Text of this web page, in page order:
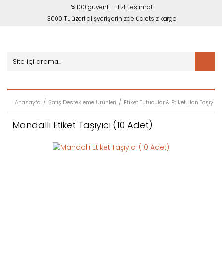
% 100 güvenli - Hızlı teslimat
3000 TL üzeri alışverişlerinizde ücretsiz kargo
Anasayfa Satış Destekleme Ürünleri Etiket Tutucular & Etiket, İlan
Mandallı Etiket Taşıyıcı (10 Adet)